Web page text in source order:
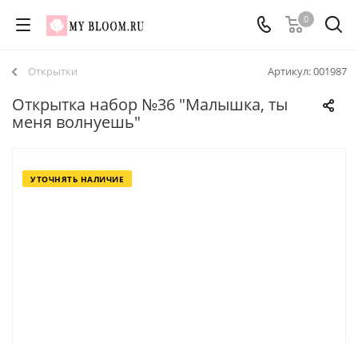
0
Артикул:001987
Открытки
Открытка набор №36 "Малышка, ты
меня волнуешь"
УТОЧНЯТЬ НАЛИЧИЕ